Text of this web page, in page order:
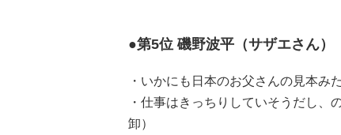
●第5位 磯野波平（サザエさん）
・いかにも日本のお父さんの見本み
・仕事はきっちりしていそうだし、
卸）